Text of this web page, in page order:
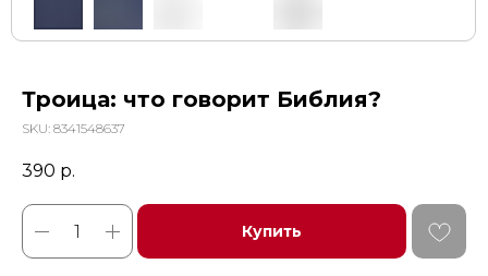
Троица: что говорит Библия?
SKU: 8341548637
390 р.
Купить